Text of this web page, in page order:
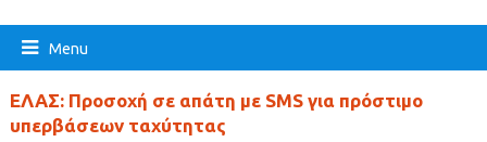
Menu
ΕΛΑΣ: Προσοχή σε απάτη με SMS για πρόστιμο
υπερβάσεων ταχύτητας